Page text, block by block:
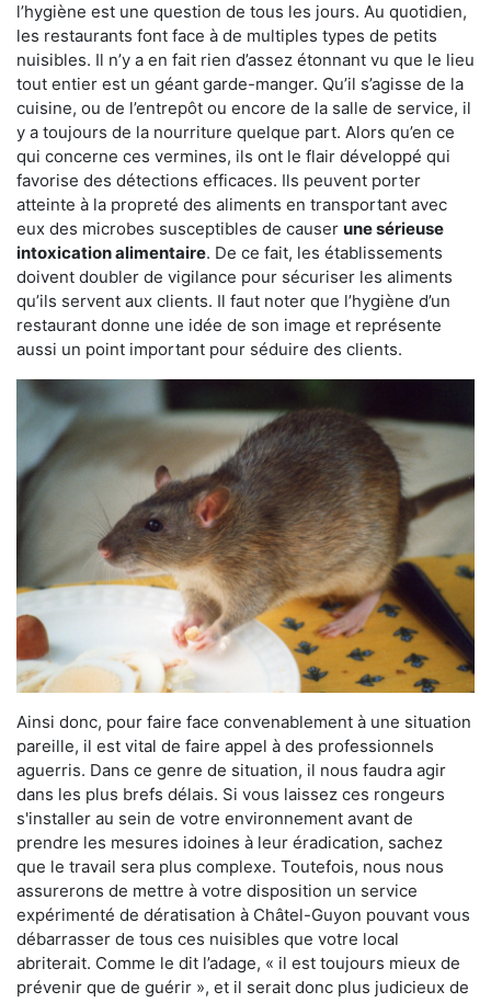
l’hygiène est une question de tous les jours. Au quotidien,
les restaurants font face à de multiples types de petits
nuisibles. Il n’y a en fait rien d’assez étonnant vu que le lieu
tout entier est un géant garde-manger. Qu’il s’agisse de la
cuisine, ou de l’entrepôt ou encore de la salle de service, il
y a toujours de la nourriture quelque part. Alors qu’en ce
qui concerne ces vermines, ils ont le flair développé qui
favorise des détections efficaces. Ils peuvent porter
atteinte à la propreté des aliments en transportant avec
eux des microbes susceptibles de causer une sérieuse
intoxication alimentaire. De ce fait, les établissements
doivent doubler de vigilance pour sécuriser les aliments
qu’ils servent aux clients. Il faut noter que l’hygiène d’un
restaurant donne une idée de son image et représente
aussi un point important pour séduire des clients.
Ainsi donc, pour faire face convenablement à une situation
pareille, il est vital de faire appel à des professionnels
aguerris. Dans ce genre de situation, il nous faudra agir
dans les plus brefs délais. Si vous laissez ces rongeurs
s'installer au sein de votre environnement avant de
prendre les mesures idoines à leur éradication, sachez
que le travail sera plus complexe. Toutefois, nous nous
assurerons de mettre à votre disposition un service
expérimenté de dératisation à Châtel-Guyon pouvant vous
débarrasser de tous ces nuisibles que votre local
abriterait. Comme le dit l’adage, « il est toujours mieux de
prévenir que de guérir », et il serait donc plus judicieux de